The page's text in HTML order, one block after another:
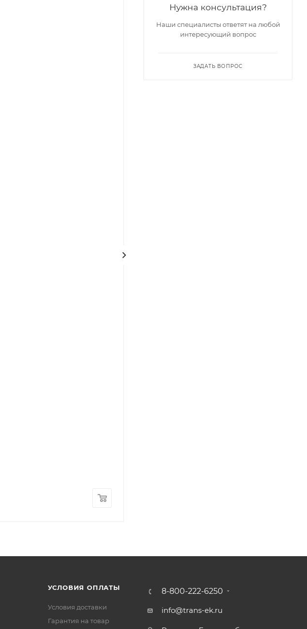
Нужна консультация?
Наши специалисты ответят на любой
интересующий вопрос
ЗАДАТЬ ВОПРОС
УСЛОВИЯ ОПЛАТЫ
Условия доставки
Гарантия на товар
8-800-222-6250
info@trans-ek.ru